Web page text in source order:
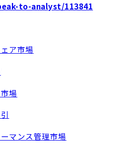
to-analyst/113841
ア市場
場
マンス管理市場